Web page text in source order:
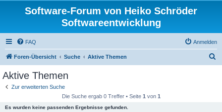
Software-Forum von Heiko Schröder
Softwareentwicklung
FAQ Anmelden
Foren-Übersicht Suche Aktive Themen
Aktive Themen
Zur erweiterten Suche
Die Suche ergab 0 Treffer • Seite 1 von 1
Es wurden keine passenden Ergebnisse gefunden.